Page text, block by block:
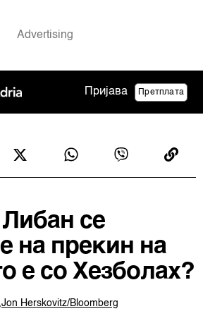
Пријава Претплата
се
на прекин на
е со Хезболах?
Herskovitz/Bloomberg